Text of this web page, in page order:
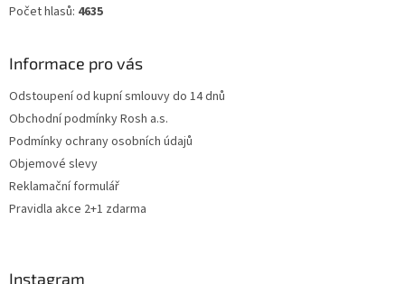
Počet hlasů: 4635
Informace pro vás
Odstoupení od kupní smlouvy do 14 dnů
Obchodní podmínky Rosh a.s.
Podmínky ochrany osobních údajů
Objemové slevy
Reklamační formulář
Pravidla akce 2+1 zdarma
Instagram